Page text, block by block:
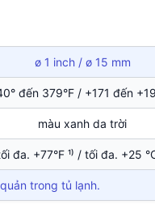
ø 1 inch / ø 15 mm
đến 379°F / +171 đến
màu xanh da trời
đa. +77°F ¹⁾ / tối đa. +25
trong tủ lạnh.